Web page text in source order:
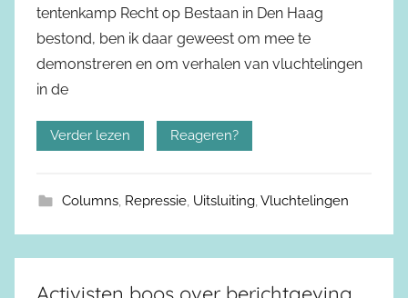
tentenkamp Recht op Bestaan in Den Haag
bestond, ben ik daar geweest om mee te
demonstreren en om verhalen van vluchtelingen
in de
Verder lezen Reageren?
Columns, Repressie, Uitsluiting,Vluchtelingen